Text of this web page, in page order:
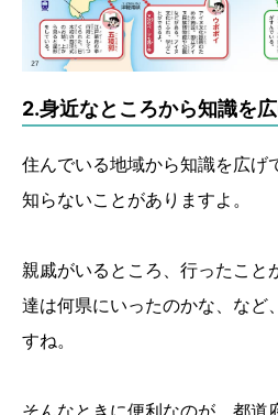
2.身近なところから知識を
住んでいる地域から知識を広げ
知らないことがありますよ。
親戚がいるところ、行ったこと
達は何県にいったのかな、など
すね。